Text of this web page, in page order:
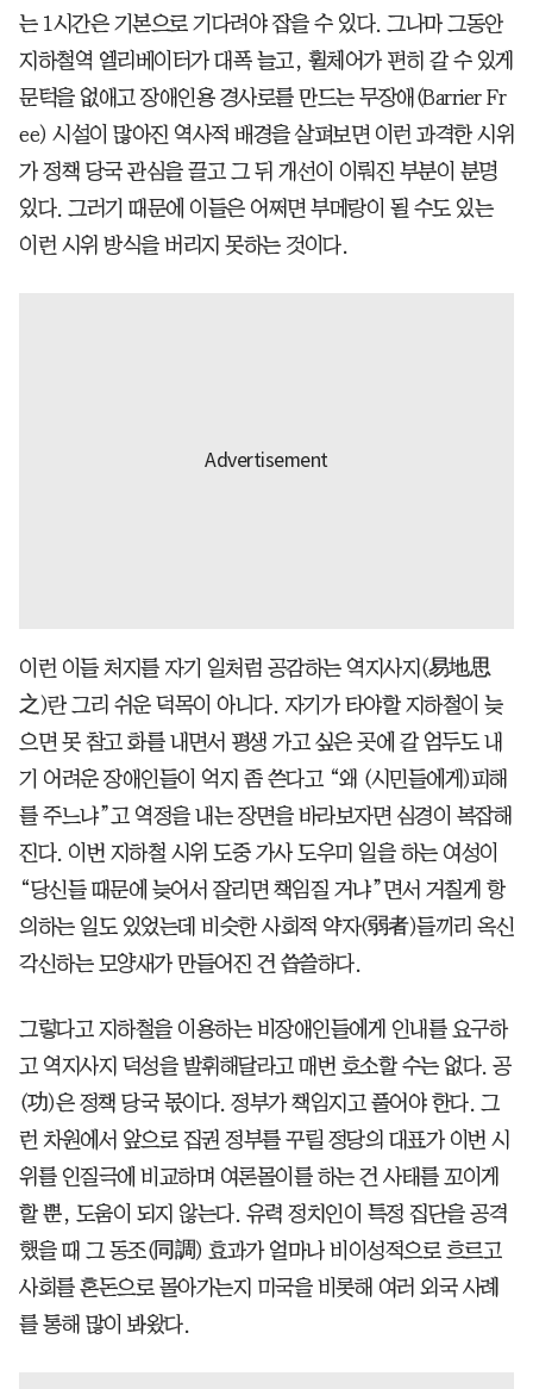
는 1시간은 기본으로 기다려야 잡을 수 있다. 그나마 그동안
지하철역 엘리베이터가 대폭 늘고, 휠체어가 편히 갈 수 있게
문턱을 없애고 장애인용 경사로를 만드는 무장애(Barrier Fr
ee) 시설이 많아진 역사적 배경을 살펴보면 이런 과격한 시위
가 정책 당국 관심을 끌고 그 뒤 개선이 이뤄진 부분이 분명
있다. 그러기 때문에 이들은 어쩌면 부메랑이 될 수도 있는
이런 시위 방식을 버리지 못하는 것이다.
이런 이들 처지를 자기 일처럼 공감하는 역지사지(易地思
之)란 그리 쉬운 덕목이 아니다. 자기가 타야할 지하철이 늦
으면 못 참고 화를 내면서 평생 가고 싶은 곳에 갈 엄두도 내
기 어려운 장애인들이 억지 좀 쓴다고 “왜 (시민들에게)피해
를 주느냐”고 역정을 내는 장면을 바라보자면 심경이 복잡해
진다. 이번 지하철 시위 도중 가사 도우미 일을 하는 여성이
“당신들 때문에 늦어서 잘리면 책임질 거냐”면서 거칠게 항
의하는 일도 있었는데 비슷한 사회적 약자(弱者)들끼리 옥신
각신하는 모양새가 만들어진 건 씁쓸하다.
그렇다고 지하철을 이용하는 비장애인들에게 인내를 요구하
고 역지사지 덕성을 발휘해달라고 매번 호소할 수는 없다. 공
(功)은 정책 당국 몫이다. 정부가 책임지고 풀어야 한다. 그
런 차원에서 앞으로 집권 정부를 꾸릴 정당의 대표가 이번 시
위를 인질극에 비교하며 여론몰이를 하는 건 사태를 꼬이게
할 뿐, 도움이 되지 않는다. 유력 정치인이 특정 집단을 공격
했을 때 그 동조(同調) 효과가 얼마나 비이성적으로 흐르고
사회를 혼돈으로 몰아가는지 미국을 비롯해 여러 외국 사례
를 통해 많이 봐왔다.